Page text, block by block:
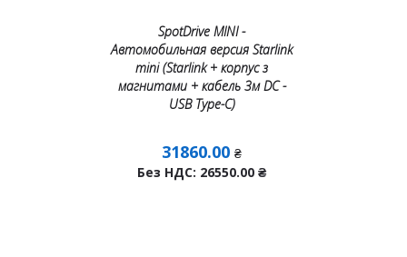
SpotDrive MINI -
Автомобильная версия Starlink
mini (Starlink + корпус з
магнитами + кабель 3м DC -
USB Тype-C)
31860.00 ₴
Без НДС: 26550.00 ₴